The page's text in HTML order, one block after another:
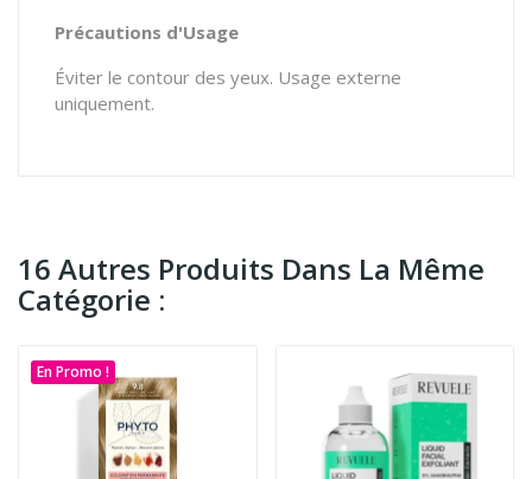
Précautions d'Usage
Éviter le contour des yeux. Usage externe
uniquement.
16 Autres Produits Dans La Même
Catégorie :
En Promo !